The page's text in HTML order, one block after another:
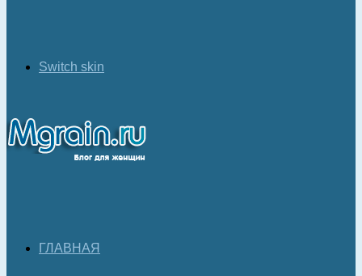
Switch skin
ГЛАВНАЯ